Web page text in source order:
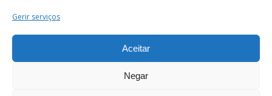
Gerir serviços
Aceitar
Negar
Termos e Condições
os direitos reservados.